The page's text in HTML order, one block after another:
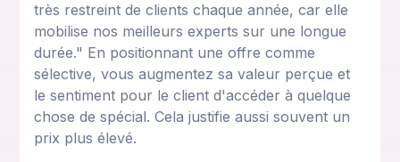
très restreint de clients chaque année, car elle
mobilise nos meilleurs experts sur une longue
durée." En positionnant une offre comme
sélective, vous augmentez sa valeur perçue et
le sentiment pour le client d'accéder à quelque
chose de spécial. Cela justifie aussi souvent un
prix plus élevé.